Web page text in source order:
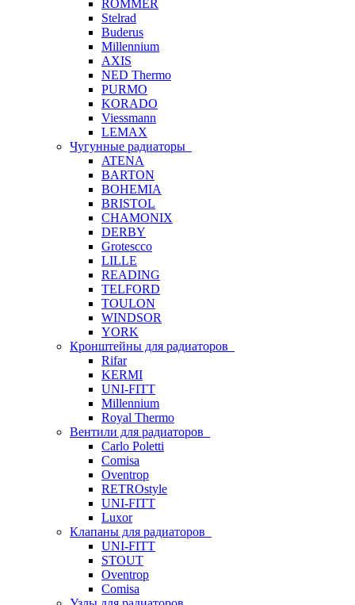
ROMMER
Stelrad
Buderus
Millennium
AXIS
NED Thermo
PURMO
KORADO
Viessmann
LEMAX
Чугунные радиаторы
ATENA
BARTON
BOHEMIA
BRISTOL
CHAMONIX
DERBY
Grotescco
LILLE
READING
TELFORD
TOULON
WINDSOR
YORK
Кронштейны для радиаторов
Rifar
KERMI
UNI-FITT
Millennium
Royal Thermo
Вентили для радиаторов
Carlo Poletti
Comisa
Oventrop
RETROstyle
UNI-FITT
Luxor
Клапаны для радиаторов
UNI-FITT
STOUT
Oventrop
Comisa